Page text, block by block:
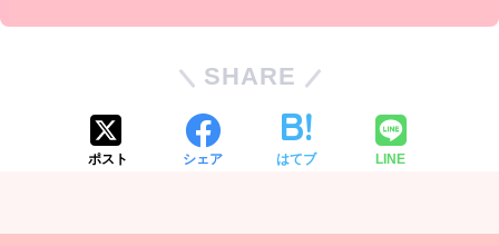
SHARE
ポスト シェア はてブ LINE